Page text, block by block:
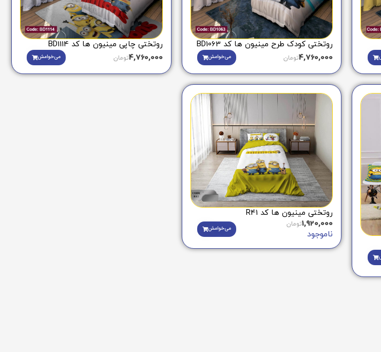
روتختی کودک طرح مینیون ها کد BD1063
4,760,000تومان می‌خوامش
روتختی چاپی مینیون ها کد BD1114
4,760,000تومان می‌خوامش
روتختی مینیون ها کد R41
1,920,000تومان
ناموجود
می‌خوامش